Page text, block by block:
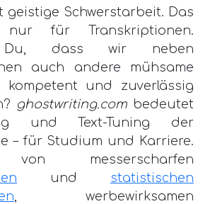
geistige Schwerstarbeit. Das
für Transkriptionen.
Du, dass wir neben
auch andere mühsame
kompetent und zuverlässig
ghostwriting.com bedeutet
und Text-Tuning der
– für Studium und Karriere.
von messerscharfen
und statistischen
, werbewirksamen